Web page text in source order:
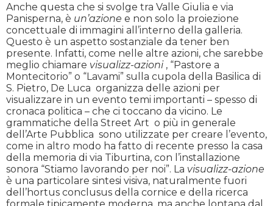
Anche questa che si svolge tra Valle Giulia e via
Panisperna, è un’azione e non solo la proiezione
concettuale di immagini all’interno della galleria.
Questo è un aspetto sostanziale da tener ben
presente. Infatti, come nelle altre azioni, che sarebbe
meglio chiamare visualizz-azioni, “Pastore a
Montecitorio” o “Lavami” sulla cupola della Basilica di
S. Pietro, De Luca organizza delle azioni per
visualizzare in un evento temi importanti – spesso di
cronaca politica – che ci toccano da vicino. Le
grammatiche della Street Art o più in generale
dell’Arte Pubblica sono utilizzate per creare l’evento,
come in altro modo ha fatto di recente presso la casa
della memoria di via Tiburtina, con l’installazione
sonora “Stiamo lavorando per noi”. La visualizz-azione
è una particolare sintesi visiva, naturalmente fuori
dell’hortus conclusus della cornice e della ricerca
formale tipicamente moderna, ma anche lontana dal